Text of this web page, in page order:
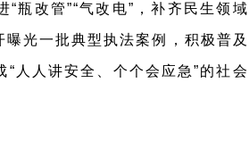
瓶改管”“气改电”，补齐民生领域
曝光一批典型执法案例，积极普及
人人讲安全、个个会应急”的社会